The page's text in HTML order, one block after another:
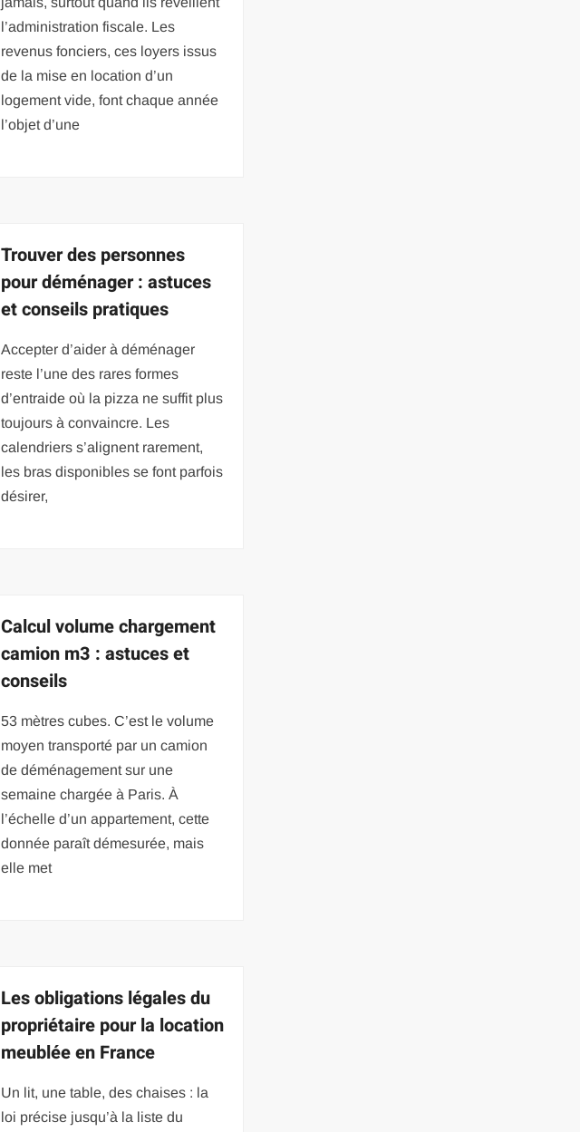
l’administration fiscale. Les
revenus fonciers, ces loyers issus
de la mise en location d’un
logement vide, font chaque année
l’objet d’une
Trouver des personnes
pour déménager : astuces
et conseils pratiques
Accepter d’aider à déménager
reste l’une des rares formes
d’entraide où la pizza ne suffit plus
toujours à convaincre. Les
calendriers s’alignent rarement,
les bras disponibles se font parfois
désirer,
Calcul volume chargement
camion m3 : astuces et
conseils
53 mètres cubes. C’est le volume
moyen transporté par un camion
de déménagement sur une
semaine chargée à Paris. À
l’échelle d’un appartement, cette
donnée paraît démesurée, mais
elle met
Les obligations légales du
propriétaire pour la location
meublée en France
Un lit, une table, des chaises : la
loi précise jusqu’à la liste du